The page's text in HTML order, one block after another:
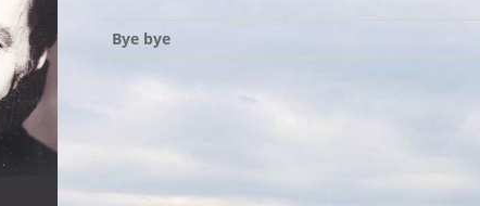
Bye bye